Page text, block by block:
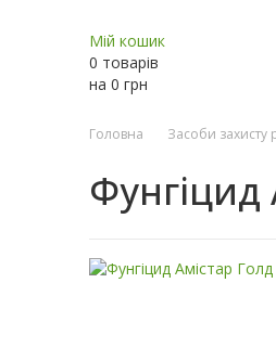
Мій кошик
0 товарів
на 0 грн
Головна Засоби захисту
Фунгіцид